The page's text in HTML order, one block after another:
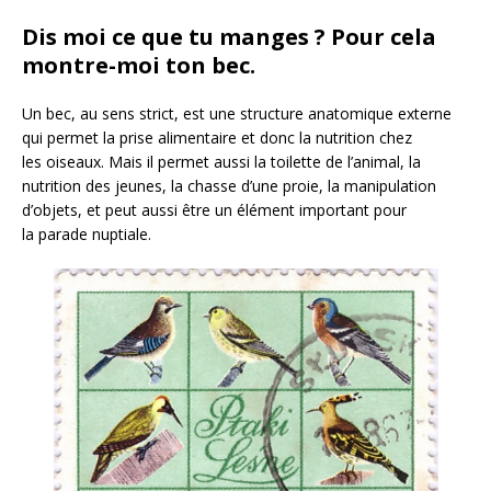
Dis moi ce que tu manges ? Pour cela
montre-moi ton bec.
Un bec, au sens strict, est une structure anatomique externe
qui permet la prise alimentaire et donc la nutrition chez
les oiseaux. Mais il permet aussi la toilette de l’animal, la
nutrition des jeunes, la chasse d’une proie, la manipulation
d’objets, et peut aussi être un élément important pour
la parade nuptiale.